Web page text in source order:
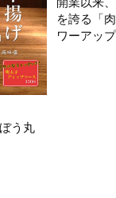
う丸
を誇る「
ワーアップ